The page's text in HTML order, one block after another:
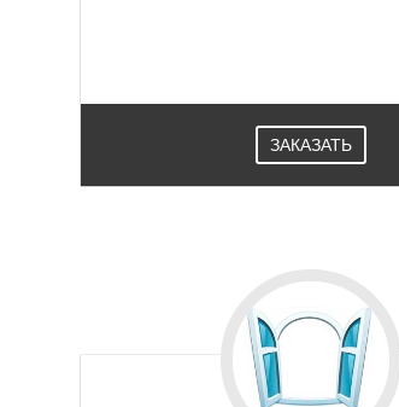
ЗАКАЗАТЬ